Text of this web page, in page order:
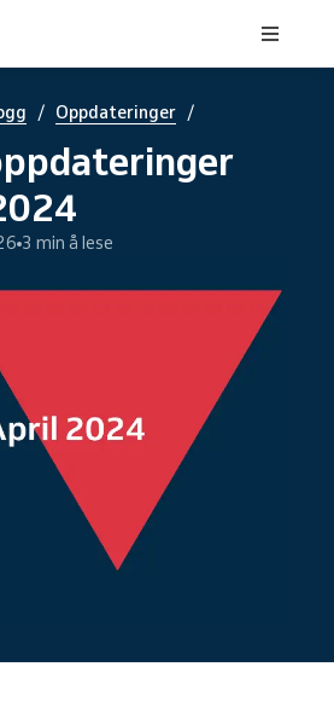
/ Oppdateringer /
3 min å lese